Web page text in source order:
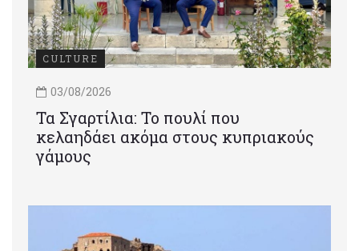
CULTURE
03/08/2026
Τα Σγαρτίλια: Το πουλί που
κελαηδάει ακόμα στους κυπριακούς
γάμους